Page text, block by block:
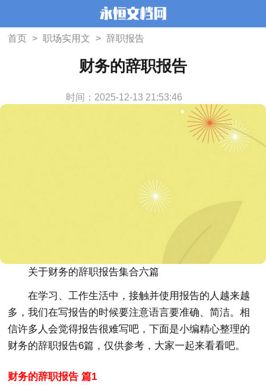
首页 > 职场实用文 > 辞职报告
财务的辞职报告
时间：2025-12-13 21:53:46
关于财务的辞职报告集合六篇
在学习、工作生活中，接触并使用报告的人越来越
多，我们在写报告的时候要注意语言要准确、简洁。相
信许多人会觉得报告很难写吧，下面是小编精心整理的
财务的辞职报告6篇，仅供参考，大家一起来看看吧。
财务的辞职报告 篇1